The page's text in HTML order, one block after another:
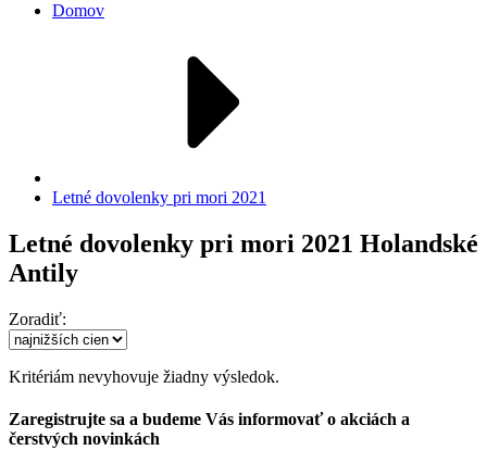
Domov
Letné dovolenky pri mori 2021
Letné dovolenky pri mori 2021 Holandské
Antily
Zoradiť:
Kritériám nevyhovuje žiadny výsledok.
Zaregistrujte sa a budeme Vás informovať o akciách a
čerstvých novinkách